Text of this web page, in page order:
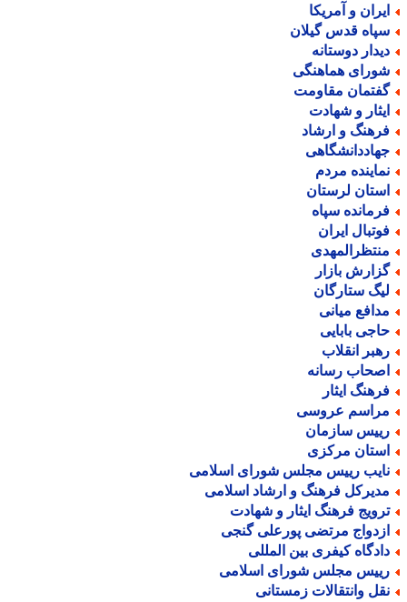
و آمریکا
قدس گیلان
دوستانه
هماهنگی
مقاومت
و شهادت
و ارشاد
مردم
لرستان
سپاه
ایران
بازار
ستارگان
میانی
بابایی
انقلاب
رسانه
ایثار
عروسی
سازمان
مرکزی
رییس مجلس شورای اسلامی
فرهنگ و ارشاد اسلامی
فرهنگ ایثار و شهادت
مرتضی پورعلی گنجی
کیفری بین المللی
مجلس شورای اسلامی
وانتقالات زمستانی